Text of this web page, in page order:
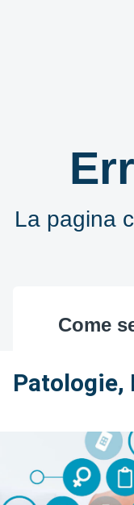
Patologie,